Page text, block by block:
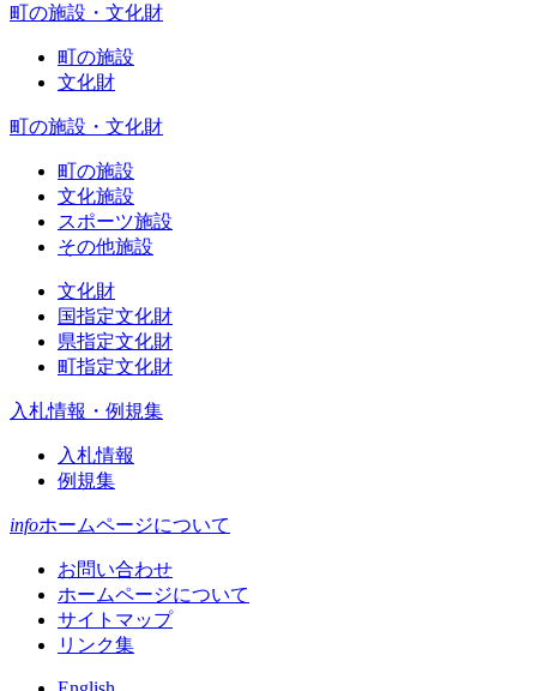
町の施設・文化財
町の施設
文化財
町の施設・文化財
町の施設
文化施設
スポーツ施設
その他施設
文化財
国指定文化財
県指定文化財
町指定文化財
入札情報・例規集
入札情報
例規集
infoホームページについて
お問い合わせ
ホームページについて
サイトマップ
リンク集